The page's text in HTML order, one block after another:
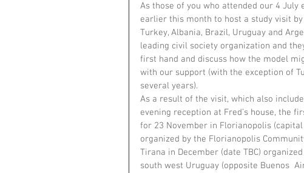
As those of you who attended our 4
earlier this month to host a study visit
Turkey, Albania, Brazil, Uruguay and
leading civil society organization and
first hand and discuss how the model
with our support (with the exception of
several years).
As a result of the visit, which also
evening reception at Fred’s house, the
for 23 November in Florianopolis
organized by the Florianopolis
Tirana in December (date TBC)
south west Uruguay (opposite Buenos